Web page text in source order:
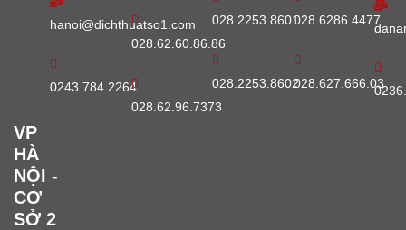
hanoi@dichthuatso1.com
0243.784.2264
VP
HÀ
NỘI -
CƠ
SỞ 2
028.62.60.86.86
028.62.96.7373
028.2253.8601
028.2253.8602
028.6286.4477
028.627.666.03